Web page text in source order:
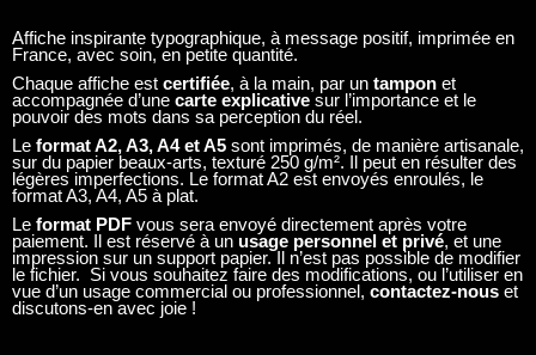
Affiche inspirante typographique, à message positif, imprimée en
France, avec soin, en petite quantité.
Chaque affiche est certifiée, à la main, par un tampon et
accompagnée d’une carte explicative sur l’importance et le
pouvoir des mots dans sa perception du réel.
Le format A2, A3, A4 et A5 sont imprimés, de manière artisanale,
sur du papier beaux-arts, texturé 250 g/m². Il peut en résulter des
légères imperfections. Le format A2 est envoyés enroulés, le
format A3, A4, A5 à plat.
Le format PDF vous sera envoyé directement après votre
paiement. Il est réservé à un usage personnel et privé, et une
impression sur un support papier. Il n’est pas possible de modifier
le fichier. Si vous souhaitez faire des modifications, ou l’utiliser en
vue d’un usage commercial ou professionnel, contactez-nous et
discutons-en avec joie !